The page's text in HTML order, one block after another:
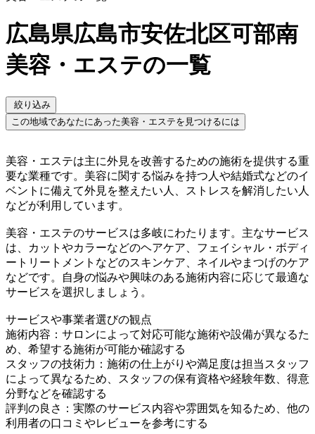
広島県広島市安佐北区可部南
美容・エステの一覧
絞り込み
この地域であなたにあった美容・エステを見つけるには
美容・エステは主に外見を改善するための施術を提供する重
要な業種です。美容に関する悩みを持つ人や結婚式などのイ
ベントに備えて外見を整えたい人、ストレスを解消したい人
などが利用しています。
美容・エステのサービスは多岐にわたります。主なサービス
は、カットやカラーなどのヘアケア、フェイシャル・ボディ
ートリートメントなどのスキンケア、ネイルやまつげのケア
などです。自身の悩みや興味のある施術内容に応じて最適な
サービスを選択しましょう。
サービスや事業者選びの観点
施術内容：サロンによって対応可能な施術や設備が異なるた
め、希望する施術が可能か確認する
スタッフの技術力：施術の仕上がりや満足度は担当スタッフ
によって異なるため、スタッフの保有資格や経験年数、得意
分野などを確認する
評判の良さ：実際のサービス内容や雰囲気を知るため、他の
利用者の口コミやレビューを参考にする